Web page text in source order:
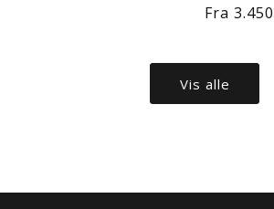
Vanlig
Fra
Vis alle